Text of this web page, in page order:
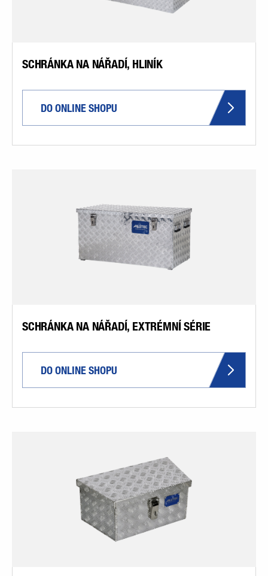
SCHRÁNKA NA NÁŘADÍ, HLINÍK
DO ONLINE SHOPU
SCHRÁNKA NA NÁŘADÍ, EXTRÉMNÍ SÉRIE
DO ONLINE SHOPU